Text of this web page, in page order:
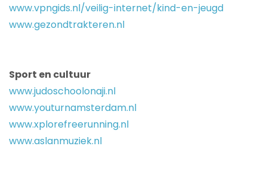
www.vpngids.nl/veilig-internet/kind-en-jeugd
www.gezondtrakteren.nl
Sport en cultuur
www.judoschoolonaji.nl
www.youturnamsterdam.nl
www.xplorefreerunning.nl
www.aslanmuziek.nl